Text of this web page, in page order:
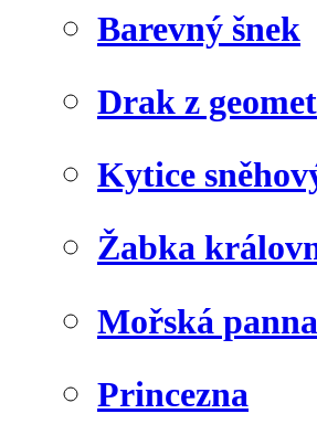
Barevný šnek
Drak z
Kytice
Žabka
Mořská panna
Princezna